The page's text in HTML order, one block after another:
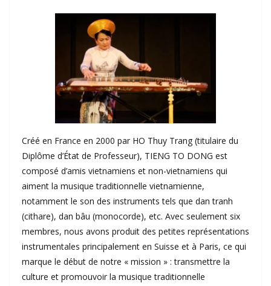
Créé en France en 2000 par HO Thuy Trang (titulaire du
Diplôme d’État de Professeur), TIENG TO DONG est
composé d’amis vietnamiens et non-vietnamiens qui
aiment la musique traditionnelle vietnamienne,
notamment le son des instruments tels que dan tranh
(cithare), dan bâu (monocorde), etc. Avec seulement six
membres, nous avons produit des petites représentations
instrumentales principalement en Suisse et à Paris, ce qui
marque le début de notre « mission » : transmettre la
culture et promouvoir la musique traditionnelle